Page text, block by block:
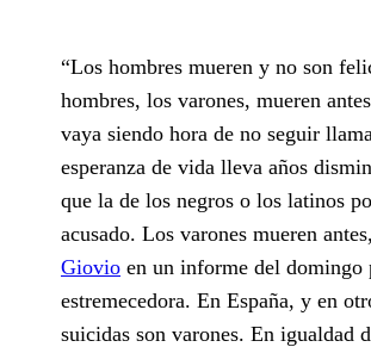
“Los hombres mueren y no son
hombres, los varones, mueren
vaya siendo hora de no seguir
esperanza de vida lleva años
que la de los negros o los latinos
acusado. Los varones mueren
Giovio en un informe del domingo
estremecedora. En España, y en
suicidas son varones. En igualdad